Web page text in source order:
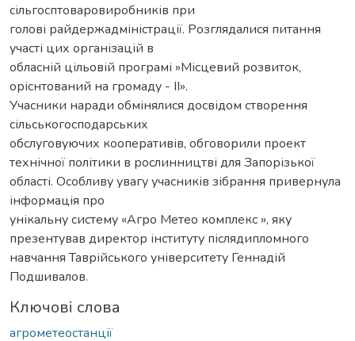
сільгосптоваровиробників при
голові райдержадміністрації. Розглядалися питання
участі цих організацій в
обласній цільовій програмі »Місцевий розвиток,
оріснтований на громаду - II».
Учасники наради обмінялися досвідом створення
сільськогосподарських
обслуговуючих кооперативів, обговорили проект
технічної політики в рослинництві для Запорізької
області. Особливу увагу учасників зібрання привернула
інформація про
унікальну систему «Агро Метео комплекс », яку
презентував директор інституту післядипломного
навчання Таврійського університету Геннадій
Подшивалов.
Ключові слова
агрометеостанції